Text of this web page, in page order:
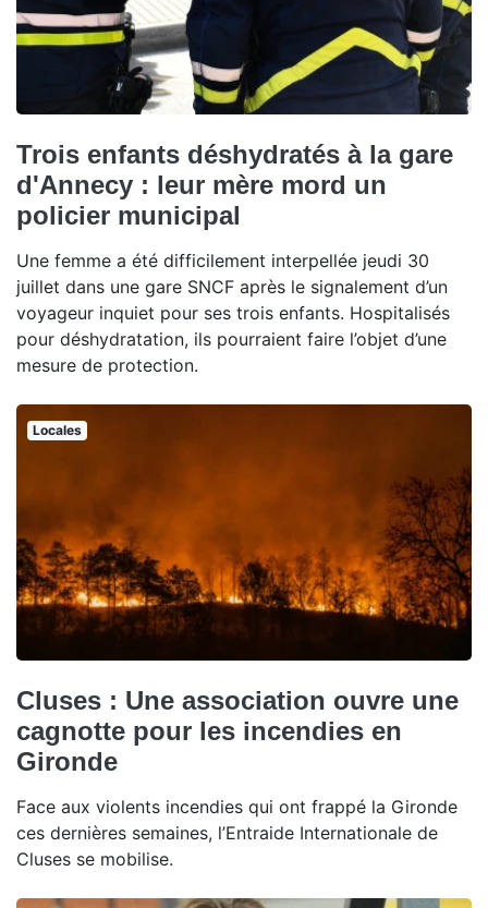
Trois enfants déshydratés à la gare
d'Annecy : leur mère mord un
policier municipal
Une femme a été difficilement interpellée jeudi 30
juillet dans une gare SNCF après le signalement d’un
voyageur inquiet pour ses trois enfants. Hospitalisés
pour déshydratation, ils pourraient faire l’objet d’une
mesure de protection.
Locales
Cluses : Une association ouvre une
cagnotte pour les incendies en
Gironde
Face aux violents incendies qui ont frappé la Gironde
ces dernières semaines, l’Entraide Internationale de
Cluses se mobilise.